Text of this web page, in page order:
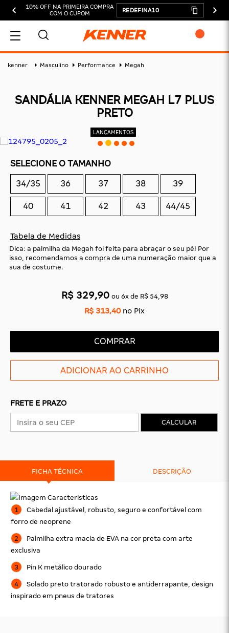
10% OFF NA PRIMEIRA COMPRA
COM O CUPOM
REDEFINA10
BÁSICAS
MEU CARRINHO
SUBTOTAL:
DESCONTOS:
TOTAL:
CONTINUAR COMPRANDO
kenner Masculino Performance Megah
SANDÁLIA KENNER MEGAH L7 PLUS
PRETO
SELECIONE O TAMANHO
34/35 36 37 38 39
40 41 42 43 44/45
Tabela de Medidas
Dica: a palmilha da Megah foi feita para abraçar o seu pé! Por
isso, recomendamos a compra de uma numeração maior que a
sua de costume.
R$ 329,90 ou 6xde R$ 54,98
R$ 313,40no Pix
COMPRAR
FRETE E PRAZO
CALCULAR
FICHA TÉCNICA DESCRIÇÃO
Cabedal ajustável, robusto, seguro e confortável com
forro de neoprene
Palmilha extra macia de EVA na cor preta com arte
exclusiva
Pin K metálico dourado
Solado preto tratorado robusto e antiderrapante, design
inspirado em pneus de tratores